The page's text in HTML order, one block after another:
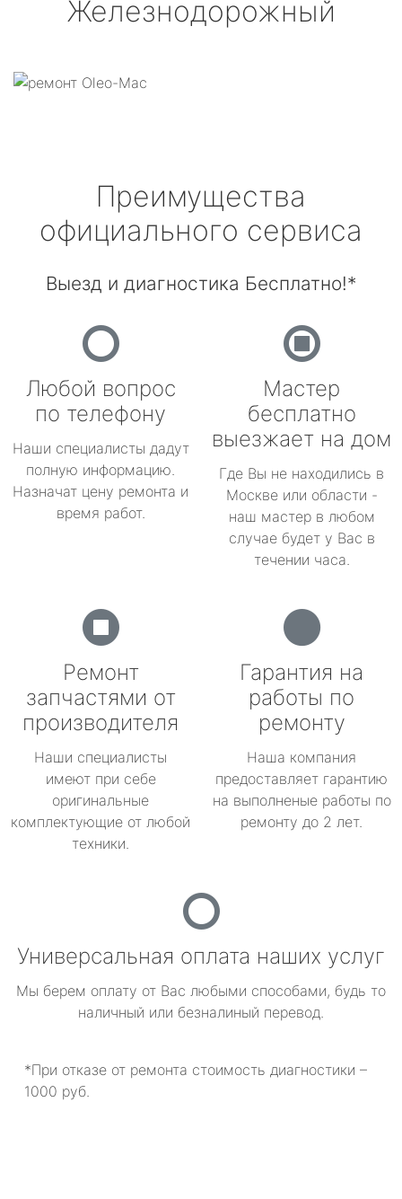
Железнодорожный
Преимущества
официального сервиса
Выезд и диагностика Бесплатно!*
Любой вопрос
по телефону
Наши специалисты дадут
полную информацию.
Назначат цену ремонта и
время работ.
Мастер
бесплатно
выезжает на дом
Где Вы не находились в
Москве или области -
наш мастер в любом
случае будет у Вас в
течении часа.
Ремонт
запчастями от
производителя
Наши специалисты
имеют при себе
оригинальные
комплектующие от любой
техники.
Гарантия на
работы по
ремонту
Наша компания
предоставляет гарантию
на выполненые работы по
ремонту до 2 лет.
Универсальная оплата наших услуг
Мы берем оплату от Вас любыми способами, будь то
наличный или безналиный перевод.
*При отказе от ремонта стоимость диагностики –
1000 руб.